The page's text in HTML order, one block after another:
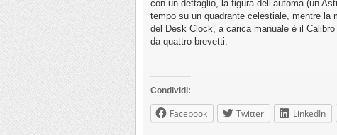
con un dettaglio, la figura dell’automa (un
tempo su un quadrante celestiale, mentre
del Desk Clock, a carica manuale è il
da quattro brevetti.
Condividi:
Facebook Twitter LinkedIn